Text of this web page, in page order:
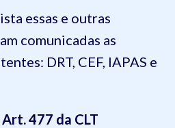
essas e outras
comunicadas as
DRT, CEF, IAPAS e
477 da CLT